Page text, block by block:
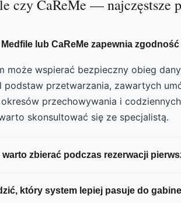
czy CaReMe — najczęstsze
lub CaReMe zapewnia
może wspierać bezpieczny obieg
podstaw przetwarzania, zawartych
przechowywania i
skonsultować się ze specjalistą.
warto zbierać podczas rezerwacji
kontaktu. Nie warto zachęcać
który system lepiej pasuje do